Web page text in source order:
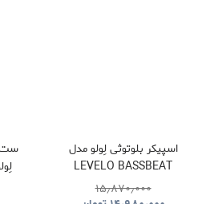
اسپیکر بلوتوثی لِولو مدل
LEVELO BASSBEAT
PORTABLE SPEAKER WITH
۱۵٫۸۷۰٫۰۰۰
ست